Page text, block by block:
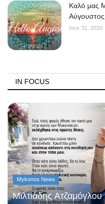
Kαλό μας
Ιουλ 31, 2020
IN FOCUS
Mykonos News
Μιλτιάδης